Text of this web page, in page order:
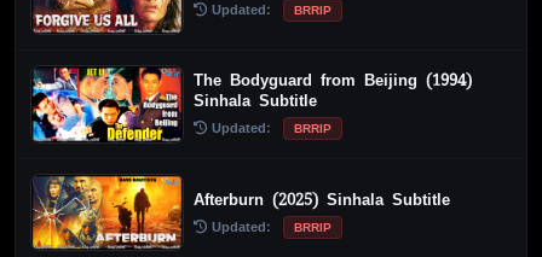
Updated: BRRIP
The Bodyguard from Beijing (1994)
Sinhala Subtitle
Updated: BRRIP
Afterburn (2025) Sinhala Subtitle
Updated: BRRIP